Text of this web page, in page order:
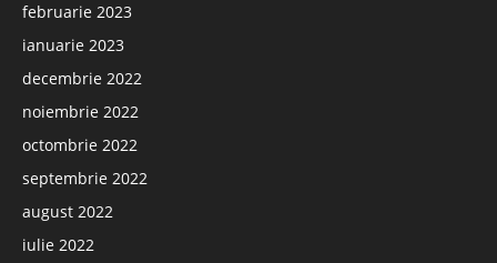
februarie 2023
ianuarie 2023
decembrie 2022
noiembrie 2022
octombrie 2022
septembrie 2022
august 2022
iulie 2022